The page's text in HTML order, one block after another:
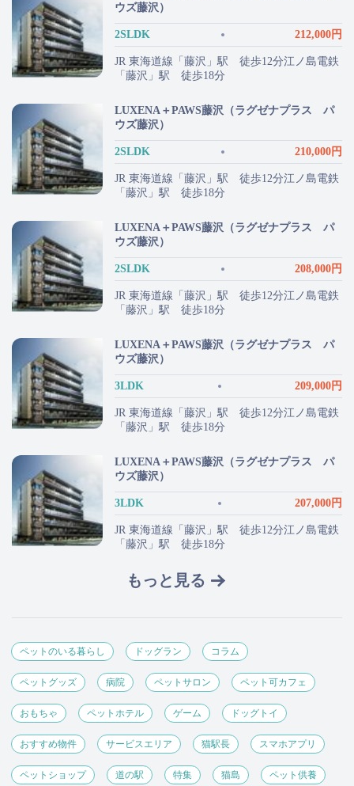
ウズ藤沢）
2SLDK 212,000円
JR 東海道線「藤沢」駅 徒歩12分江ノ島電鉄
「藤沢」駅 徒歩18分
LUXENA＋PAWS藤沢（ラグゼナプラス パ
ウズ藤沢）
2SLDK 210,000円
JR 東海道線「藤沢」駅 徒歩12分江ノ島電鉄
「藤沢」駅 徒歩18分
LUXENA＋PAWS藤沢（ラグゼナプラス パ
ウズ藤沢）
2SLDK 208,000円
JR 東海道線「藤沢」駅 徒歩12分江ノ島電鉄
「藤沢」駅 徒歩18分
LUXENA＋PAWS藤沢（ラグゼナプラス パ
ウズ藤沢）
3LDK 209,000円
JR 東海道線「藤沢」駅 徒歩12分江ノ島電鉄
「藤沢」駅 徒歩18分
LUXENA＋PAWS藤沢（ラグゼナプラス パ
ウズ藤沢）
3LDK 207,000円
JR 東海道線「藤沢」駅 徒歩12分江ノ島電鉄
「藤沢」駅 徒歩18分
もっと見る
ペットのいる暮らし ドッグラン コラム
ペットグッズ 病院 ペットサロン ペット可カフェ
おもちゃ ペットホテル ゲーム ドッグトイ
おすすめ物件 サービスエリア 猫駅長 スマホアプリ
ペットショップ 道の駅 特集 猫島 ペット供養